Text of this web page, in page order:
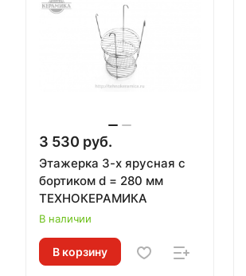
3 530 руб.
Этажерка 3-х ярусная с
бортиком d = 280 мм
ТЕХНОКЕРАМИКА
В наличии
В корзину